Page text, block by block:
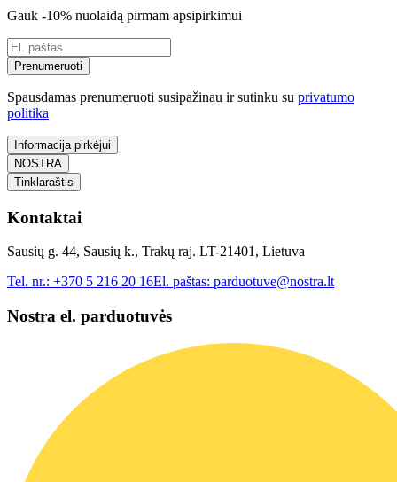
Gauk -10% nuolaidą pirmam apsipirkimui
Prenumeruoti
Spausdamas prenumeruoti susipažinau ir sutinku su privatumo
politika
Informacija pirkėjui
NOSTRA
Tinklaraštis
Kontaktai
Sausių g. 44, Sausių k., Trakų raj. LT-21401, Lietuva
Tel. nr.: +370 5 216 20 16El. paštas: parduotuve@nostra.lt
Nostra el. parduotuvės